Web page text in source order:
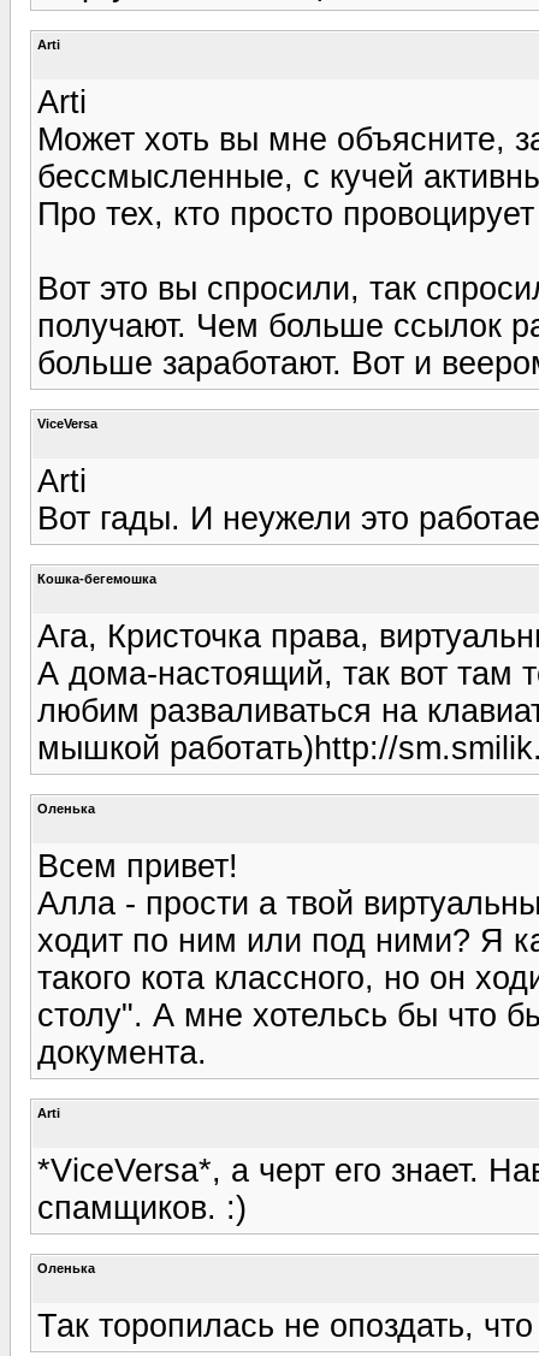
Arti
Arti
Может хоть вы мне объясните,
бессмысленные, с кучей
Про тех, кто просто
Вот это вы спросили, так
получают. Чем больше ссылок
больше заработают. Вот и
ViceVersa
Arti
Вот гады. И неужели это
Кошка-бегемошка
Ага, Кристочка права,
А дома-настоящий, так вот там
любим разваливаться на
мышкой работать)http://
Оленька
Всем привет!
Алла - прости а твой
ходит по ним или под ними? Я
такого кота классного, но он
столу". А мне хотельсь бы что
документа.
Arti
*ViceVersa*, а черт его знает.
спамщиков. :)
Оленька
Так торопилась не опоздать,